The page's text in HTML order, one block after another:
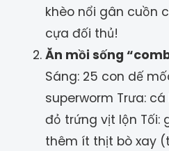
khèo nổi gân cuồn
cựa đối thủ!
Ăn mồi sống
Sáng: 25 con dế
superworm Trưa:
đỏ trứng vịt lộn Tối:
thêm ít thịt bò xay